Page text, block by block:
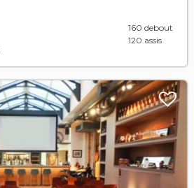
160 debout
120 assis